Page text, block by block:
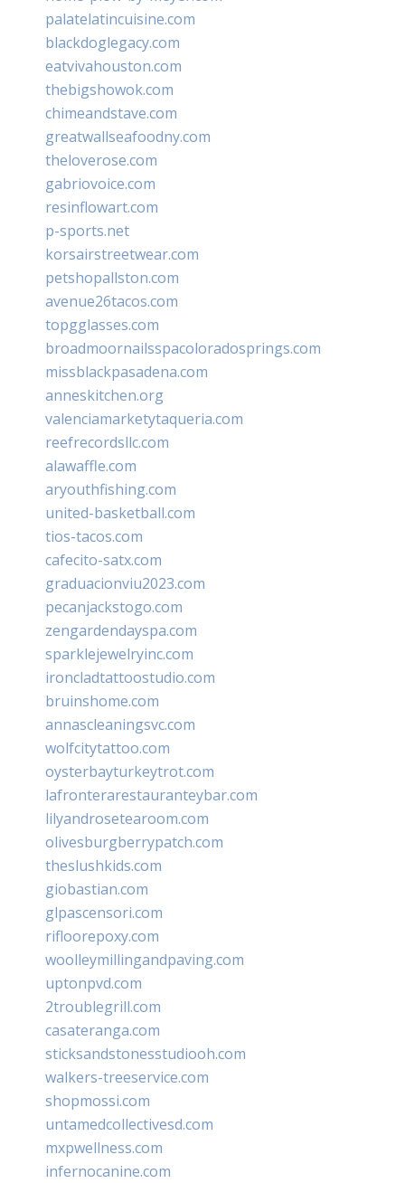
palatelatincuisine.com
blackdoglegacy.com
eatvivahouston.com
thebigshowok.com
chimeandstave.com
greatwallseafoodny.com
theloverose.com
gabriovoice.com
resinflowart.com
p-sports.net
korsairstreetwear.com
petshopallston.com
avenue26tacos.com
topgglasses.com
broadmoornailsspacoloradosprings.com
missblackpasadena.com
anneskitchen.org
valenciamarketytaqueria.com
reefrecordsllc.com
alawaffle.com
aryouthfishing.com
united-basketball.com
tios-tacos.com
cafecito-satx.com
graduacionviu2023.com
pecanjackstogo.com
zengardendayspa.com
sparklejewelryinc.com
ironcladtattoostudio.com
bruinshome.com
annascleaningsvc.com
wolfcitytattoo.com
oysterbayturkeytrot.com
lafronterarestauranteybar.com
lilyandrosetearoom.com
olivesburgberrypatch.com
theslushkids.com
giobastian.com
glpascensori.com
rifloorepoxy.com
woolleymillingandpaving.com
uptonpvd.com
2troublegrill.com
casateranga.com
sticksandstonesstudiooh.com
walkers-treeservice.com
shopmossi.com
untamedcollectivesd.com
mxpwellness.com
infernocanine.com